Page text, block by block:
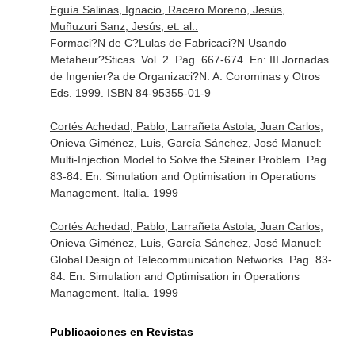
Eguía Salinas, Ignacio, Racero Moreno, Jesús,
Muñuzuri Sanz, Jesús, et. al.:
Formaci?N de C?Lulas de Fabricaci?N Usando
Metaheur?Sticas. Vol. 2. Pag. 667-674. En: III Jornadas
de Ingenier?a de Organizaci?N . A. Corominas y Otros
Eds. 1999. ISBN 84-95355-01-9
Cortés Achedad, Pablo, Larrañeta Astola, Juan Carlos,
Onieva Giménez, Luis, García Sánchez, José Manuel:
Multi-Injection Model to Solve the Steiner Problem. Pag.
83-84. En: Simulation and Optimisation in Operations
Management. Italia. 1999
Cortés Achedad, Pablo, Larrañeta Astola, Juan Carlos,
Onieva Giménez, Luis, García Sánchez, José Manuel:
Global Design of Telecommunication Networks. Pag. 83-
84. En: Simulation and Optimisation in Operations
Management. Italia. 1999
Publicaciones en Revistas